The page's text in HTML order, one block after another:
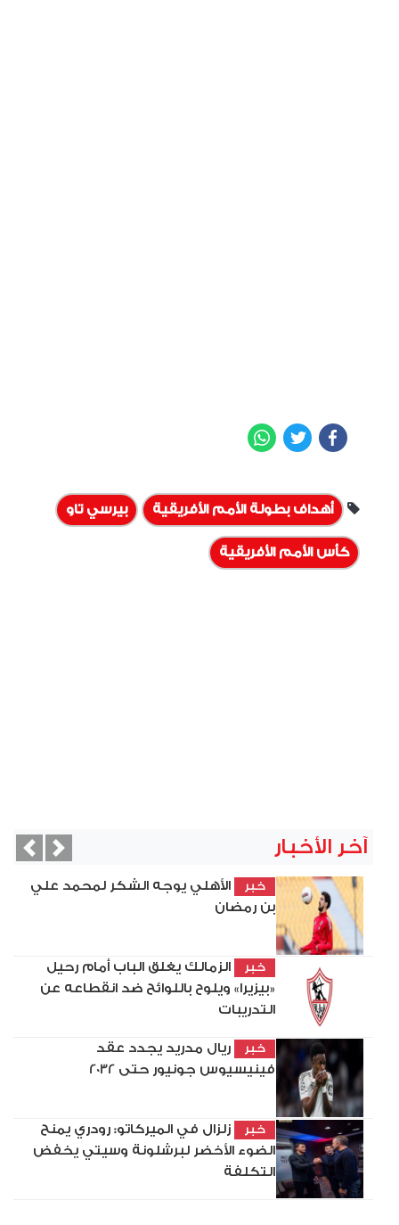
Facebook
Twitter
أهداف بطولة الأمم الأفريقية بيرسي تاو
كأس الأمم الأفريقية
آخر الأخبار
خبر
الأهلي يوجه الشكر لمحمد علي
بن رمضان
خبر
الزمالك يغلق الباب أمام رحيل
«بيزيرا» ويلوح باللوائح ضد انقطاعه عن
التدريبات
خبر
ريال مدريد يجدد عقد
فينيسيوس جونيور حتى 2032
خبر
زلزال في الميركاتو: رودري يمنح
الضوء الأخضر لبرشلونة وسيتي يخفض
التكلفة
Next